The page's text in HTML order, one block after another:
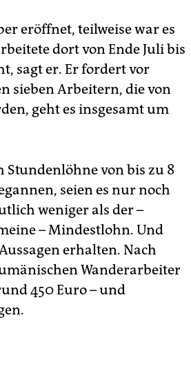
eröffnet, teilweise war es
dort von Ende Juli bis
sagt er. Er fordert vor
sieben Arbeitern, die von
geht es insgesamt um
von bis zu 8
seien es nur noch
weniger als der –
– Mindestlohn. Und
erhalten. Nach
Wanderarbeiter
450 Euro – und